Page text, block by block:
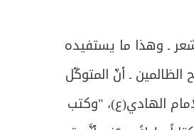
ـ وهذا ما يستفيده
ـ أنّ المتوكّل
الهادي(ع)، "وكتب